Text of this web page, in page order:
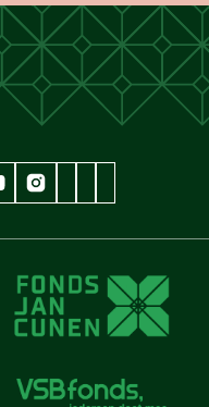
Jan Cunen
Jan Cunen
Jan Cunen
Museum Jan Cunen
Museum Jan Cunen
instagram Museum